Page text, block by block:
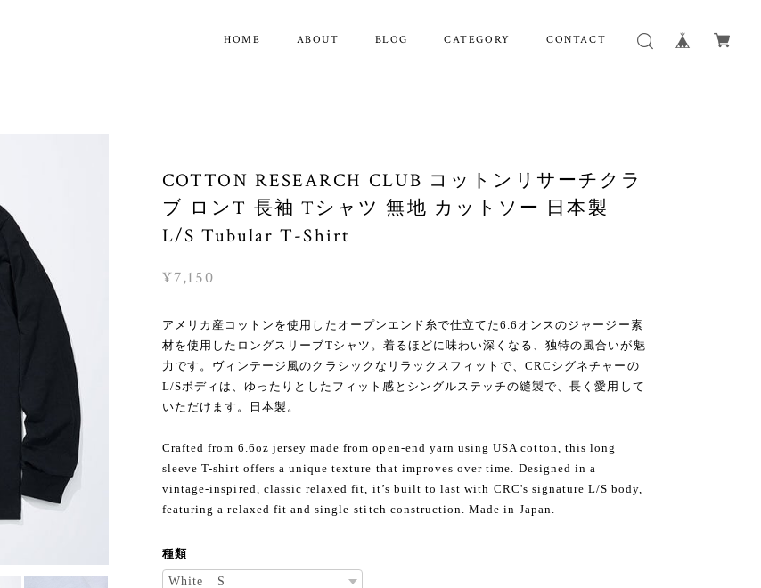
HOME ABOUT BLOG CATEGORY CONTACT
COTTON RESEARCH CLUB コットンリサーチクラ
ブ ロンT 長袖 Tシャツ 無地 カットソー 日本製
L/S Tubular T-Shirt
¥7,150
アメリカ産コットンを使用したオープンエンド糸で仕立てた6.6オンスのジャージー素
材を使用したロングスリーブTシャツ。着るほどに味わい深くなる、独特の風合いが魅
力です。ヴィンテージ風のクラシックなリラックスフィットで、CRCシグネチャーの
L/Sボディは、ゆったりとしたフィット感とシングルステッチの縫製で、長く愛用して
いただけます。日本製。
Crafted from 6.6oz jersey made from open-end yarn using USA cotton, this long
sleeve T-shirt offers a unique texture that improves over time. Designed in a
vintage-inspired, classic relaxed fit, it’s built to last with CRC's signature L/S body,
featuring a relaxed fit and single-stitch construction. Made in Japan.
種類